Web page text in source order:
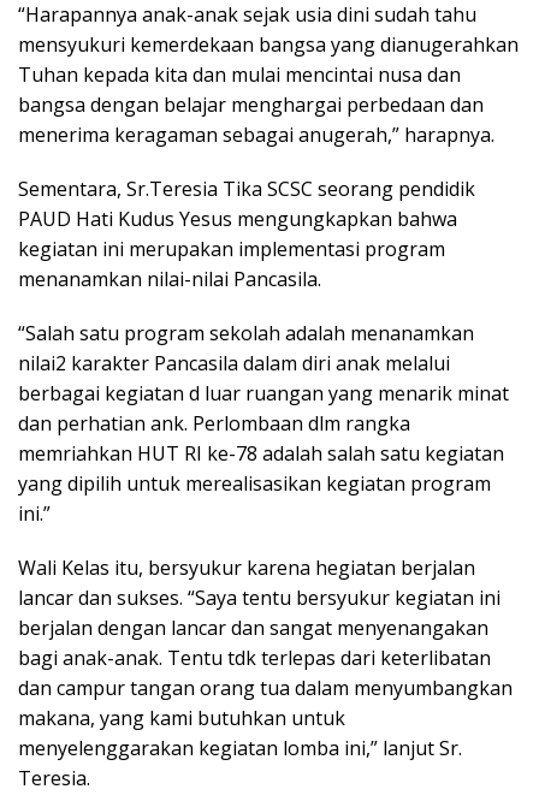
“Harapannya anak-anak sejak usia dini sudah tahu
mensyukuri kemerdekaan bangsa yang dianugerahkan
Tuhan kepada kita dan mulai mencintai nusa dan
bangsa dengan belajar menghargai perbedaan dan
menerima keragaman sebagai anugerah,” harapnya.
Sementara, Sr.Teresia Tika SCSC seorang pendidik
PAUD Hati Kudus Yesus mengungkapkan bahwa
kegiatan ini merupakan implementasi program
menanamkan nilai-nilai Pancasila.
“Salah satu program sekolah adalah menanamkan
nilai2 karakter Pancasila dalam diri anak melalui
berbagai kegiatan d luar ruangan yang menarik minat
dan perhatian ank. Perlombaan dlm rangka
memriahkan HUT RI ke-78 adalah salah satu kegiatan
yang dipilih untuk merealisasikan kegiatan program
ini.”
Wali Kelas itu, bersyukur karena hegiatan berjalan
lancar dan sukses. “Saya tentu bersyukur kegiatan ini
berjalan dengan lancar dan sangat menyenangakan
bagi anak-anak. Tentu tdk terlepas dari keterlibatan
dan campur tangan orang tua dalam menyumbangkan
makana, yang kami butuhkan untuk
menyelenggarakan kegiatan lomba ini,” lanjut Sr.
Teresia.